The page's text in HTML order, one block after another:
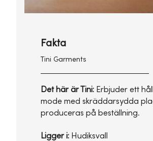
Fakta
Tini Garments
Det här är Tini: Erbjuder ett
mode med skräddarsydda
produceras på beställning.
Ligger i: Hudiksvall